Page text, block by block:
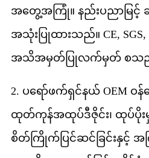
အတွေ့အကြုံ။ နည်းပညာမြင့်
အသုံးပြုထားသည်။ CE, SGS,
အသိအမှတ်ပြုလက်မှတ် စသ
2. ပရော်ဖက်ရှင်နယ် OEM ဝ
ထုတ်ကုန်အထုပ်ဒီဇိုင်း၊ ထုပ်ပိုး
စိတ်ကြိုက်ပြင်ဆင်ခြင်းနှင့် အ